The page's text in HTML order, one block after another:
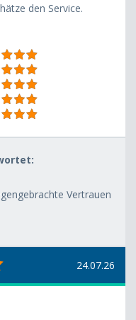
den Service.
Vertrauen
24.07.26